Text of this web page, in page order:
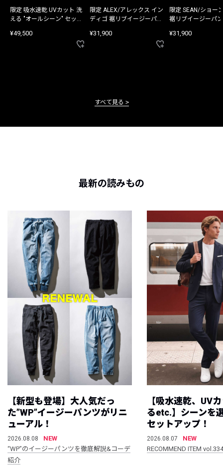
限定 吸水速乾 UVカット 洗
える "オールシーン" セット
¥49,500
限定 ALEX/アレックス イン
ディゴ 裾リブイージーパン
¥31,900
限定 SEAN/ショー
裾リブイージーパ
¥31,900
すべて見る
最新の読みもの
【新型も登場】大人気だっ
た”WP”イージーパンツがリニ
ューアル！
2026.08.08
NEW
“WP”のイージーパンツを徹底解説&コーデ
紹介
【吸水速乾、UV
るetc.】シーンを
セットアップ！
2026.08.07
NEW
RECOMMEND ITEM vol.334